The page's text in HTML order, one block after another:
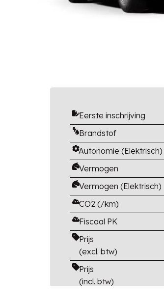
Eerste inschrijving
Brandstof
Autonomie (Elektrisch)
Vermogen
Vermogen (Elektrisch)
CO2 (/km)
Fiscaal PK
Prijs
(excl. btw)
Prijs
(incl. btw)